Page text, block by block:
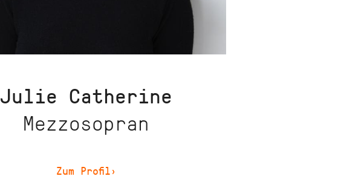
Julie Catherine
Mezzosopran
Zum Profil›